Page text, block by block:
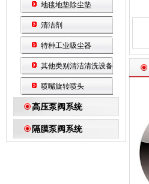
地毯地垫除尘垫
清洁剂
特种工业吸尘器
其他类别清洁清洗设备
喷嘴旋转喷头
高压泵阀系统
隔膜泵阀系统